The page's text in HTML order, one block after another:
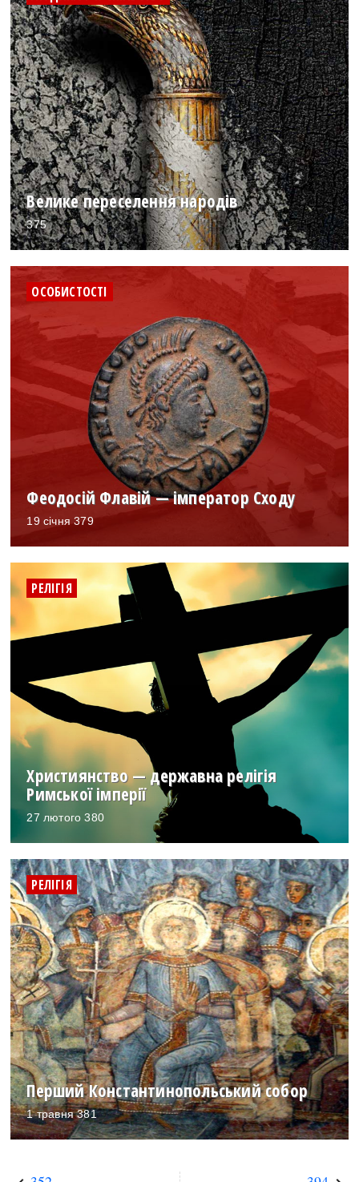
Велике переселення народів
375
ОСОБИСТОСТІ
Феодосій Флавій — імператор Сходу
19 січня 379
РЕЛІГІЯ
Християнство — державна релігія
Римської імперії
27 лютого 380
РЕЛІГІЯ
Перший Константинопольський собор
1 травня 381